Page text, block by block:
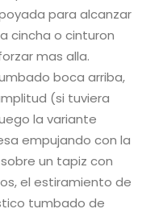
para alcanzar
cincha o cinturon
mas alla.
boca arriba,
(si tuviera
la variante
empujando con la
un tapiz con
el estiramiento de
tumbado de